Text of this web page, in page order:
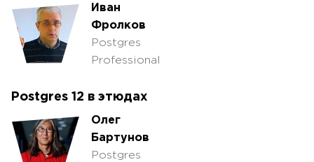
Иван
Фролков
Postgres
Professional
Postgres 12 в этюдах
Олег
Бартунов
Postgres